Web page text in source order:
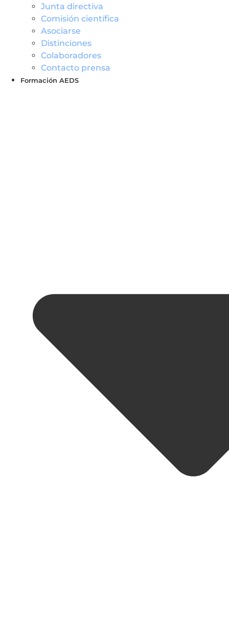
Junta directiva
Comisión científica
Asociarse
Distinciones
Colaboradores
Contacto prensa
Formación AEDS